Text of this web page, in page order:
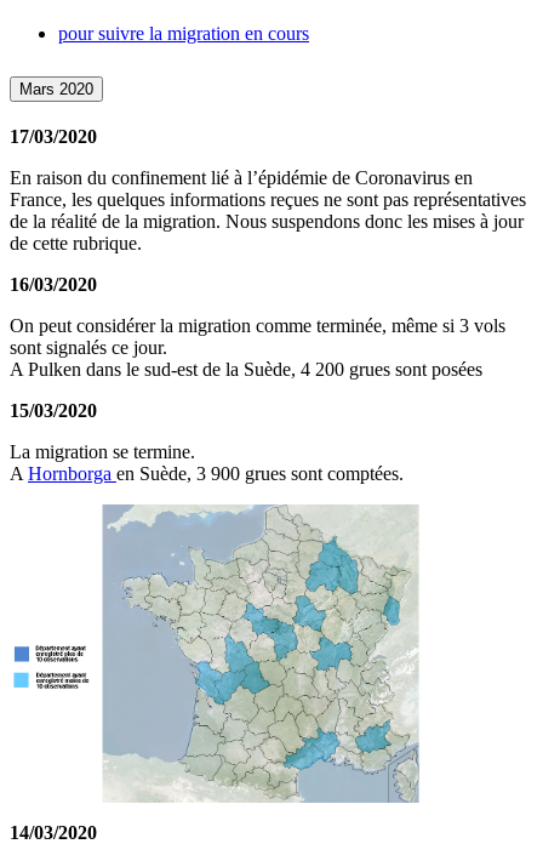
pour suivre la migration en cours
Mars 2020
17/03/2020
En raison du confinement lié à l’épidémie de Coronavirus en
France, les quelques informations reçues ne sont pas représentatives
de la réalité de la migration. Nous suspendons donc les mises à jour
de cette rubrique.
16/03/2020
On peut considérer la migration comme terminée, même si 3 vols
sont signalés ce jour.
A Pulken dans le sud-est de la Suède, 4 200 grues sont posées
15/03/2020
La migration se termine.
A Hornborga en Suède, 3 900 grues sont comptées.
14/03/2020